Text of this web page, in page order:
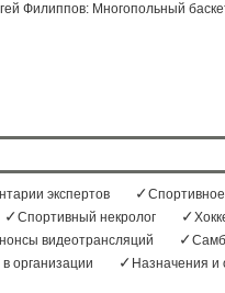
Филиппов: Многопольный
экспертов
Спортивный некролог
видеотрансляций
организации
Назначения и